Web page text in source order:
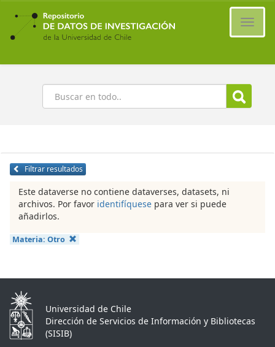
Ir
contenido
principal
Buscar
Filtrar resultados
Este dataverse no contiene dataverses, datasets, ni
archivos. Por favor identifíquese para ver si puede
añadirlos.
Materia: Otro
Universidad de Chile
Dirección de Servicios de Información y Bibliotecas
(SISIB)